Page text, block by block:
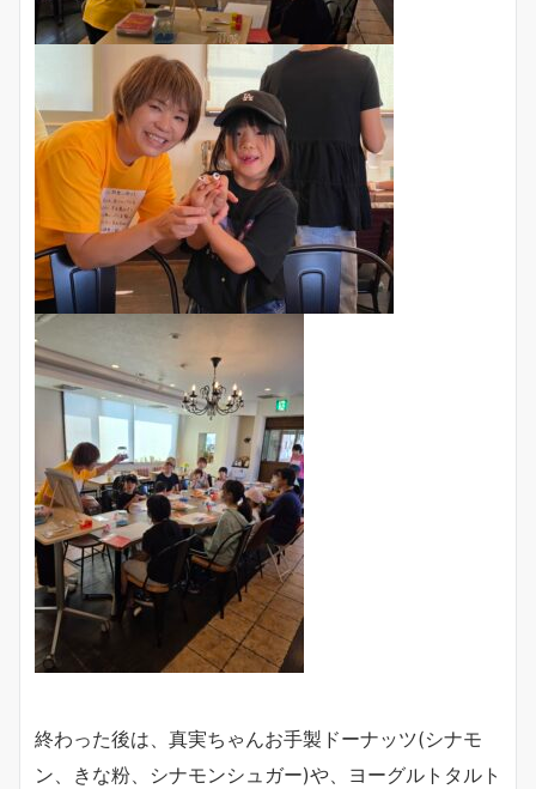
終わった後は、真実ちゃんお手製ドーナッツ(シナモ
ン、きな粉、シナモンシュガー)や、ヨーグルトタルト